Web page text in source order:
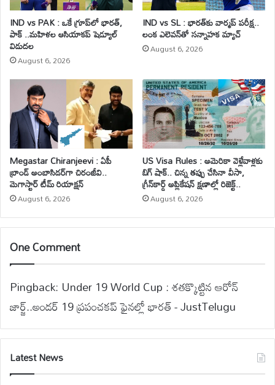
IND vs PAK : ఒకే గ్రూప్‌లో భారత్,
పాక్ ..మహిళల ఆసియాకప్ షెడ్యూల్
విడుదల
August 6, 2026
IND vs SL : భారత్‌కు వార్మప్ పరీక్ష..
లంక ఎలెవన్‌తో సన్నాహక మ్యాచ్
August 6, 2026
Megastar Chiranjeevi : ఏపీ
బ్రాండ్ అంబాసిడర్‌గా చిరంజీవి..
మెగాస్టార్ టీమ్ రియాక్షన్
August 6, 2026
US Visa Rules : అమెరికా వెళ్లేవాళ్లకు
బిగ్ షాక్.. చిన్న తప్పు చేసినా వీసా,
గ్రీన్‌కార్డ్ అప్లికేషన్ క్షణాల్లో రిజెక్ట్..
August 6, 2026
One Comment
Pingback: Under 19 World Cup : శతక్కొట్టిన ఆరోన్
జార్జ్..అండర్ 19 ప్రపంచకప్ ఫైనల్లో భారత్ - JustTelugu
Latest News